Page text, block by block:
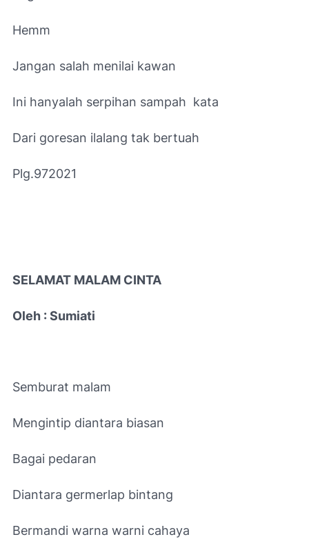
Hemm
Jangan salah menilai kawan
Ini hanyalah serpihan sampah kata
Dari goresan ilalang tak bertuah
Plg.972021
SELAMAT MALAM CINTA
Oleh : Sumiati
Semburat malam
Mengintip diantara biasan
Bagai pedaran
Diantara germerlap bintang
Bermandi warna warni cahaya